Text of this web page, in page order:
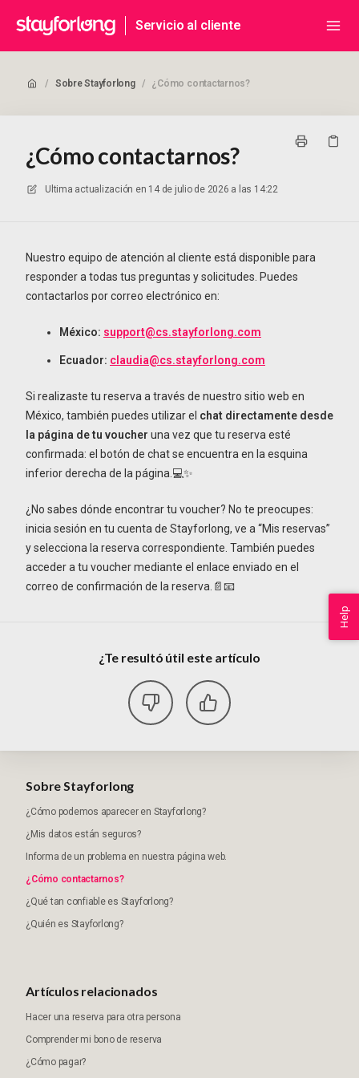
Servicio al cliente
/ Sobre Stayforlong / ¿Cómo contactarnos?
¿Cómo contactarnos?
Ultima actualización en 14 de julio de 2026 a las 14:22
Nuestro equipo de atención al cliente está disponible para
responder a todas tus preguntas y solicitudes. Puedes
contactarlos por correo electrónico en:
México: support@cs.stayforlong.com
Ecuador: claudia@cs.stayforlong.com
Si realizaste tu reserva a través de nuestro sitio web en
México, también puedes utilizar el chat directamente desde
la página de tu voucher una vez que tu reserva esté
confirmada: el botón de chat se encuentra en la esquina
inferior derecha de la página.💻✨
¿No sabes dónde encontrar tu voucher? No te preocupes:
inicia sesión en tu cuenta de Stayforlong, ve a “Mis reservas”
y selecciona la reserva correspondiente. También puedes
acceder a tu voucher mediante el enlace enviado en el
correo de confirmación de la reserva.📄📧
¿Te resultó útil este artículo
Sobre Stayforlong
¿Cómo podemos aparecer en Stayforlong?
¿Mis datos están seguros?
Informa de un problema en nuestra página web.
¿Cómo contactarnos?
¿Qué tan confiable es Stayforlong?
¿Quién es Stayforlong?
Artículos relacionados
Hacer una reserva para otra persona
Comprender mi bono de reserva
¿Cómo pagar?
Help